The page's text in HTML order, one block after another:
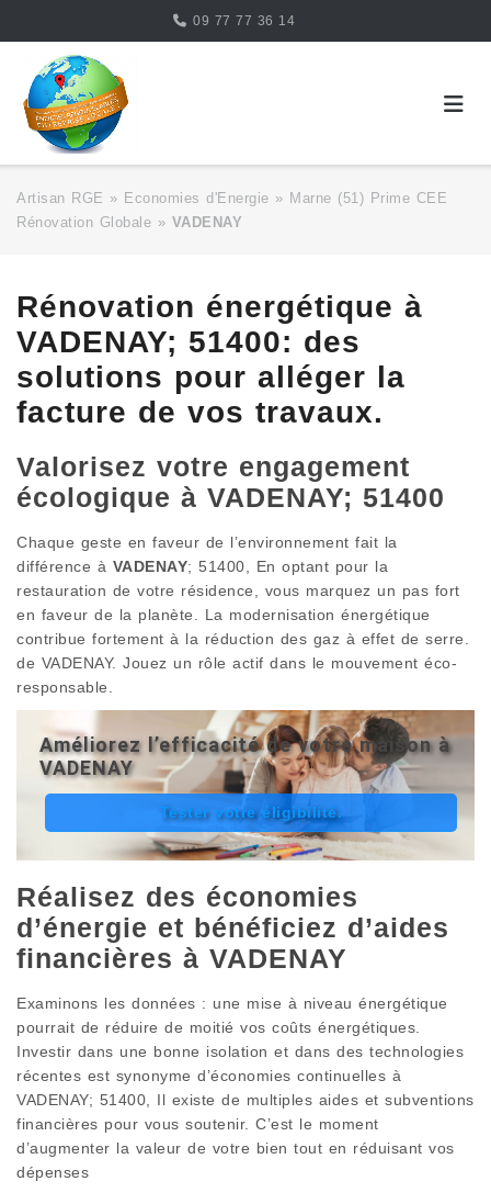
content
09 77 77 36 14
Artisan RGE » Economies d'Energie » Marne (51) Prime CEE
Rénovation Globale » VADENAY
Rénovation énergétique à
VADENAY; 51400: des
solutions pour alléger la
facture de vos travaux.
Valorisez votre engagement
écologique à VADENAY; 51400
Chaque geste en faveur de l’environnement fait la
différence à VADENAY; 51400, En optant pour la
restauration de votre résidence, vous marquez un pas fort
en faveur de la planète. La modernisation énergétique
contribue fortement à la réduction des gaz à effet de serre.
de VADENAY. Jouez un rôle actif dans le mouvement éco-
responsable.
Améliorez l’efficacité de votre maison à
VADENAY
Tester votre éligibilité.
Réalisez des économies
d’énergie et bénéficiez d’aides
financières à VADENAY
Examinons les données : une mise à niveau énergétique
pourrait de réduire de moitié vos coûts énergétiques.
Investir dans une bonne isolation et dans des technologies
récentes est synonyme d’économies continuelles à
VADENAY; 51400, Il existe de multiples aides et subventions
financières pour vous soutenir. C’est le moment
d’augmenter la valeur de votre bien tout en réduisant vos
dépenses